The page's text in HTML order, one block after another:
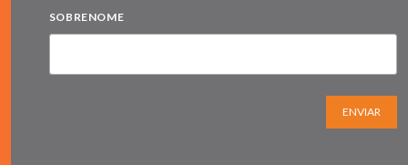
SOBRENOME
ENVIAR